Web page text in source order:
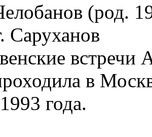
(род.
Саруханов
встречи
в
года.